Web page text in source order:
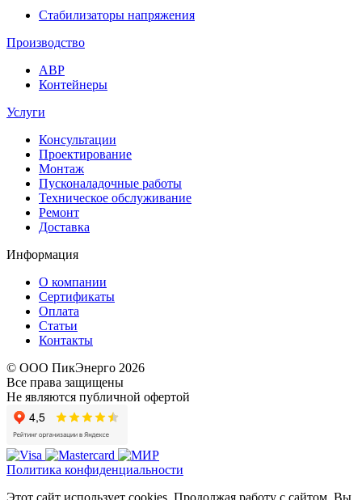
Стабилизаторы напряжения
Производство
АВР
Контейнеры
Услуги
Консультации
Проектирование
Монтаж
Пусконаладочные работы
Техническое обслуживание
Ремонт
Доставка
Информация
О компании
Сертификаты
Оплата
Статьи
Контакты
© ООО ПикЭнерго 2026
Все права защищены
Не являются публичной офертой
Политика конфиденциальности
Этот сайт использует cookies. Продолжая работу с сайтом, Вы